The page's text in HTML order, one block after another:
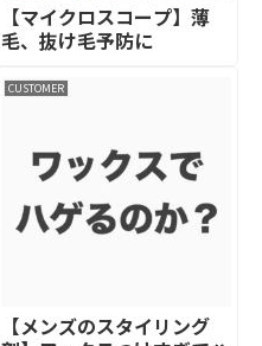
【マイクロスコープ】薄
毛、抜け毛予防に
CUSTOMER
【メンズのスタイリング